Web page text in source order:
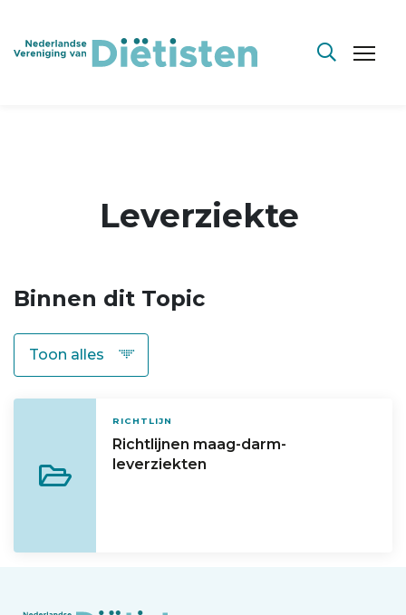
Leverziekte
Binnen dit Topic
RICHTLIJN
Richtlijnen maag-darm-
leverziekten